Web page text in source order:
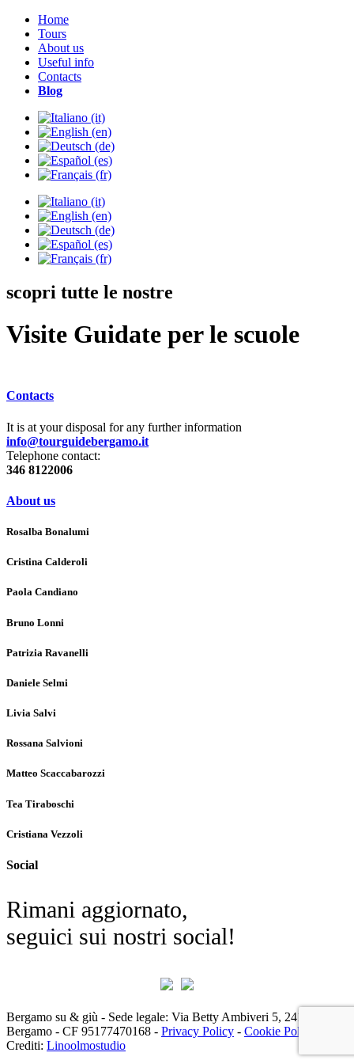
Home
Tours
About us
Useful info
Contacts
Blog
scopri tutte le nostre
Visite Guidate per le scuole
Contacts
It is at your disposal for any further information
info@tourguidebergamo.it
Telephone contact:
346 8122006
About us
Rosalba Bonalumi
Cristina Calderoli
Paola Candiano
Bruno Lonni
Patrizia Ravanelli
Daniele Selmi
Livia Salvi
Rossana Salvioni
Matteo Scaccabarozzi
Tea Tiraboschi
Cristiana Vezzoli
Social
Rimani aggiornato,
seguici sui nostri social!
Bergamo su & giù - Sede legale: Via Betty Ambiveri 5, 24126 -
Bergamo - CF 95177470168 - Privacy Policy - Cookie Policy
Crediti: Linoolmostudio